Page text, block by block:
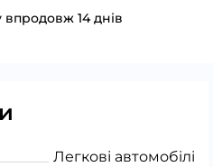
14 днів
Легкові автомобілі